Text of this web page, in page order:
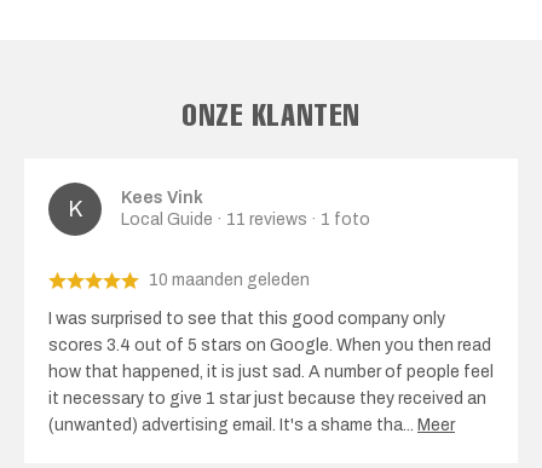
ONZE KLANTEN
Kees Vink
Local Guide · 11 reviews · 1 foto
10 maanden geleden
I was surprised to see that this good company only
scores 3.4 out of 5 stars on Google. When you then read
how that happened, it is just sad. A number of people feel
it necessary to give 1 star just because they received an
(unwanted) advertising email. It's a shame tha... Meer